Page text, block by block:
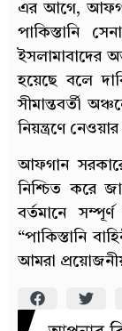
এর আগে, আফগান
পাকিস্তানি
হয়েছে বলে
সীমান্তবর্তী
নিয়ন্ত্রণে
আফগান
নিশ্চিত করে
বর্তমানে
“পাকিস্তানি
আমরা